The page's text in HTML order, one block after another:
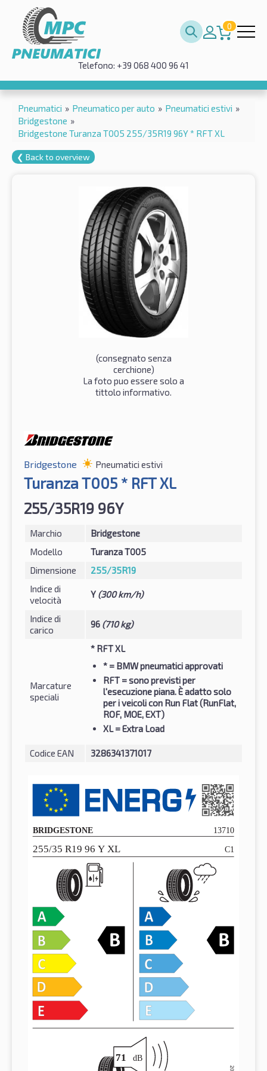
0
Telefono: +39 068 400 96 41
Pneumatici » Pneumatico per auto » Pneumatici estivi »
Bridgestone »
Bridgestone Turanza T005 255/35R19 96Y * RFT XL
❮ Back to overview
(consegnato senza
cerchione)
La foto puo essere solo a
tittolo informativo.
Bridgestone Pneumatici estivi
Turanza T005 * RFT XL
255/35R19 96Y
Marchio
Bridgestone
Modello
Turanza T005
Dimensione
255/35R19
Indice di
velocità
Y (300 km/h)
Indice di
carico
96 (710 kg)
Marcature
speciali
* RFT XL
* = BMW pneumatici approvati
RFT = sono previsti per
l'esecuzione piana. È adatto solo
per i veicoli con Run Flat (RunFlat,
ROF, MOE, EXT)
XL= Extra Load
Codice EAN 3286341371017